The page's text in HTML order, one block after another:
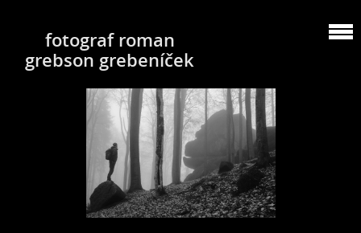
fotograf roman
grebson grebeníček